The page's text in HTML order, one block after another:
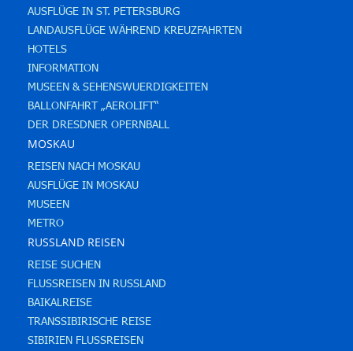
AUSFLÜGE IN ST. PETERSBURG
LANDAUSFLÜGE WÄHREND KREUZFAHRTEN
HOTELS
INFORMATION
MUSEEN & SEHENSWUERDIGKEITEN
BALLONFAHRT „AEROLIFT“
DER DRESDNER OPERNBALL
MOSKAU
REISEN NACH MOSKAU
AUSFLÜGE IN MOSKAU
MUSEEN
METRO
RUSSLAND REISEN
REISE SUCHEN
FLUSSREISEN IN RUSSLAND
BAIKALREISE
TRANSSIBIRISCHE REISE
SIBIRIEN FLUSSREISEN